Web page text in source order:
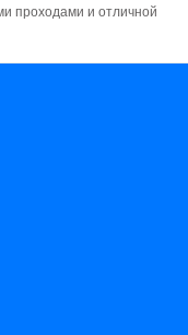
проходами и отличной